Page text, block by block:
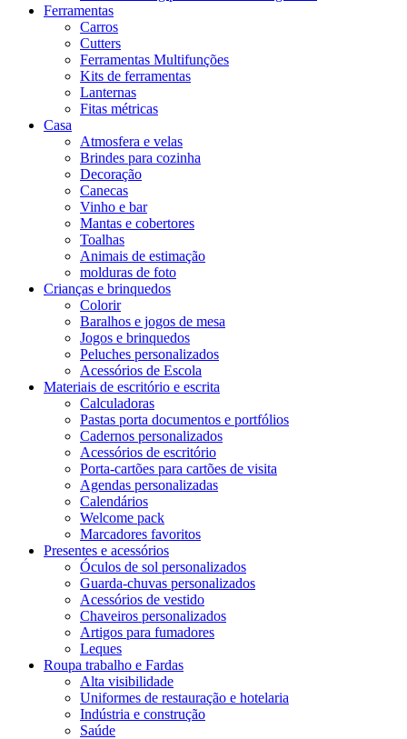
Ferramentas
Carros
Cutters
Ferramentas Multifunções
Kits de ferramentas
Lanternas
Fitas métricas
Casa
Atmosfera e velas
Brindes para cozinha
Decoração
Canecas
Vinho e bar
Mantas e cobertores
Toalhas
Animais de estimação
molduras de foto
Crianças e brinquedos
Colorir
Baralhos e jogos de mesa
Jogos e brinquedos
Peluches personalizados
Acessórios de Escola
Materiais de escritório e escrita
Calculadoras
Pastas porta documentos e portfólios
Cadernos personalizados
Acessórios de escritório
Porta-cartões para cartões de visita
Agendas personalizadas
Calendários
Welcome pack
Marcadores favoritos
Presentes e acessórios
Óculos de sol personalizados
Guarda-chuvas personalizados
Acessórios de vestido
Chaveiros personalizados
Artigos para fumadores
Leques
Roupa trabalho e Fardas
Alta visibilidade
Uniformes de restauração e hotelaria
Indústria e construção
Saúde